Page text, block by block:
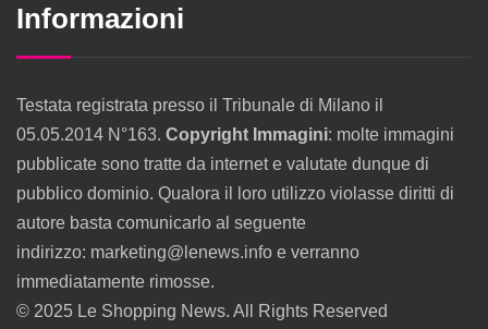
Informazioni
Testata registrata presso il Tribunale di Milano il
05.05.2014 N°163. Copyright Immagini: molte immagini
pubblicate sono tratte da internet e valutate dunque di
pubblico dominio. Qualora il loro utilizzo violasse diritti di
autore basta comunicarlo al seguente
indirizzo: marketing@lenews.info e verranno
immediatamente rimosse.
© 2025 Le Shopping News. All Rights Reserved